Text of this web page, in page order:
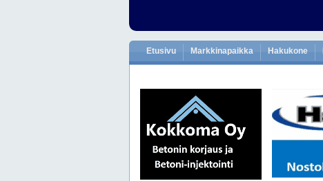
Etusivu Markkinapaikka Hakukone